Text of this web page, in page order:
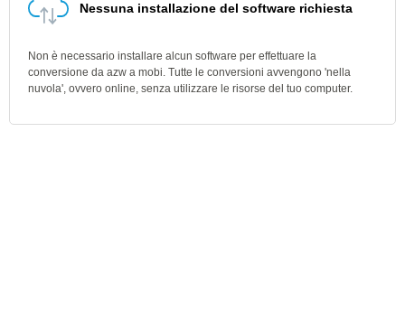
Nessuna installazione del software richiesta
Non è necessario installare alcun software per effettuare la
conversione da azw a mobi. Tutte le conversioni avvengono 'nella
nuvola', ovvero online, senza utilizzare le risorse del tuo computer.